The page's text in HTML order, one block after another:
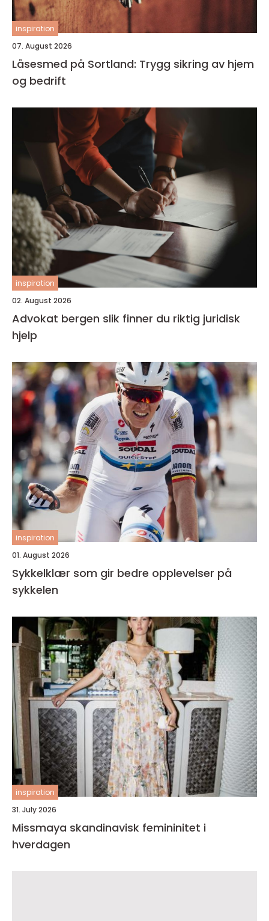
inspiration
07. August 2026
Låsesmed på Sortland: Trygg sikring av hjem
og bedrift
inspiration
02. August 2026
Advokat bergen slik finner du riktig juridisk
hjelp
inspiration
01. August 2026
Sykkelklær som gir bedre opplevelser på
sykkelen
inspiration
31. July 2026
Missmaya skandinavisk femininitet i
hverdagen